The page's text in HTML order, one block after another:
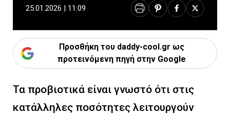
25.01.2026 | 11:09
Προσθήκη του daddy-cool.gr ως
προτεινόμενη πηγή στην Google
Τα προβιοτικά είναι γνωστό ότι στις
κατάλληλες ποσότητες λειτουργούν